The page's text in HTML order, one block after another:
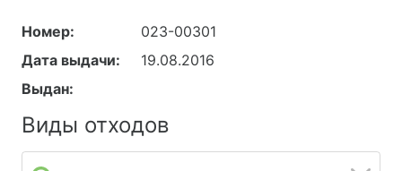
Номер:
023-00301
Дата выдачи:
19.08.2016
Выдан:
Виды отходов